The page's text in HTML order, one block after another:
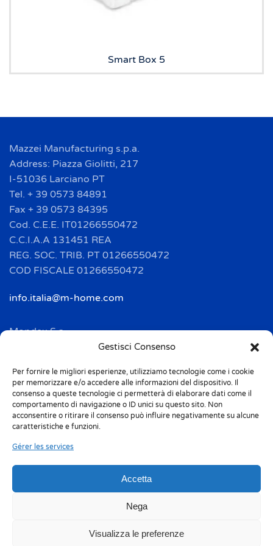
Gestisci Consenso
Per fornire le migliori esperienze, utilizziamo tecnologie come i cookie
per memorizzare e/o accedere alle informazioni del dispositivo. Il
consenso a queste tecnologie ci permetterà di elaborare dati come il
comportamento di navigazione o ID unici su questo sito. Non
acconsentire o ritirare il consenso può influire negativamente su alcune
caratteristiche e funzioni.
Gérer les services
Accetta
Nega
Visualizza le preferenze
Smart Box 5
Mazzei Manufacturing s.p.a.
Address: Piazza Giolitti, 217
I-51036 Larciano PT
Tel. + 39 0573 84891
Fax + 39 0573 84395
Cod. C.E.E. IT01266550472
C.C.I.A.A 131451 REA
REG. SOC. TRIB. PT 01266550472
COD FISCALE 01266550472
info.italia@m-home.com
Mondex S.a.
Address: 2 Rue Ampère - BP 120
Tél. + 33(0)3 88 69 20 40
Fax + 33(0)3 88 69 20 41
info.france@m-home.com
Mondex Menaje España S.a.
Address: Ctra de Girona, km. 101.5
E-17160 Angles (Girona)